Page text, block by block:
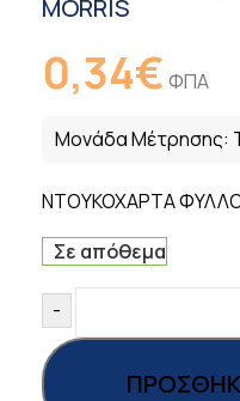
MORRIS
0,34€ ΦΠΑ
Μονάδα Μέτρησης:
ΝΤΟΥΚΟΧΑΡΤΑ ΦΥΛΛΟ
Σε απόθεμα
-